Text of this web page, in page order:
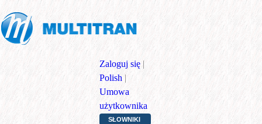
Zaloguj się |
Polish |
Umowa
użytkownika
SŁOWNIKI